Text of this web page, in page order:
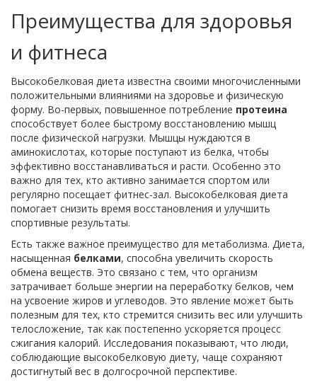
Преимущества для здоровья
и фитнеса
Высокобелковая диета известна своими многочисленными
положительными влияниями на здоровье и физическую
форму. Во-первых, повышенное потребление протеина
способствует более быстрому восстановлению мышц
после физической нагрузки. Мышцы нуждаются в
аминокислотах, которые поступают из белка, чтобы
эффективно восстанавливаться и расти. Особенно это
важно для тех, кто активно занимается спортом или
регулярно посещает фитнес-зал. Высокобелковая диета
помогает снизить время восстановления и улучшить
спортивные результаты.
Есть также важное преимущество для метаболизма. Диета,
насыщенная белками, способна увеличить скорость
обмена веществ. Это связано с тем, что организм
затрачивает больше энергии на переработку белков, чем
на усвоение жиров и углеводов. Это явление может быть
полезным для тех, кто стремится снизить вес или улучшить
телосложение, так как постепенно ускоряется процесс
сжигания калорий. Исследования показывают, что люди,
соблюдающие высокобелковую диету, чаще сохраняют
достигнутый вес в долгосрочной перспективе.